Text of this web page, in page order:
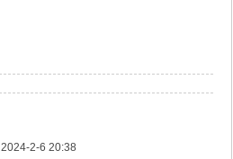
2024-2-6 20:38